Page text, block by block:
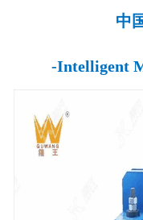
中
-Intelligent